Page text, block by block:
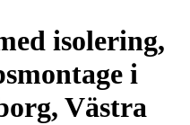
isolering,
i
Västra